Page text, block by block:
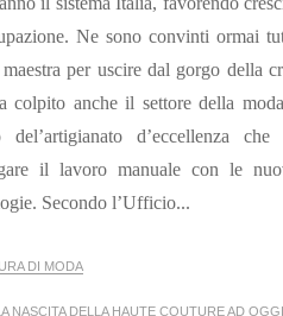
Ne sono convinti ormai
per uscire dal gorgo della
colpito anche il settore della
del’artigianato d’eccellenza che
il lavoro manuale con le
Secondo l’Ufficio...
DI MODA
NASCITA DELLA HAUTE COUTURE AD